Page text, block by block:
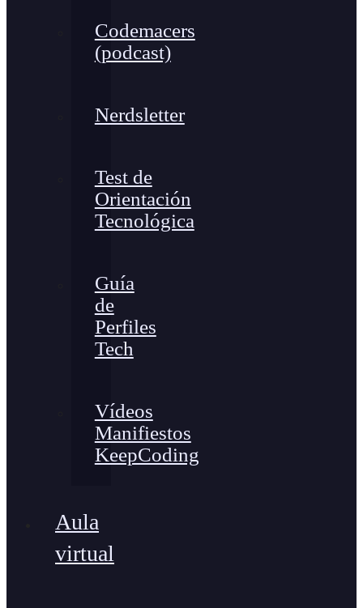
Codemacers
(podcast)
Nerdsletter
Test de
Orientación
Tecnológica
Guía
de
Perfiles
Tech
Vídeos
Manifiestos
KeepCoding
Aula
virtual